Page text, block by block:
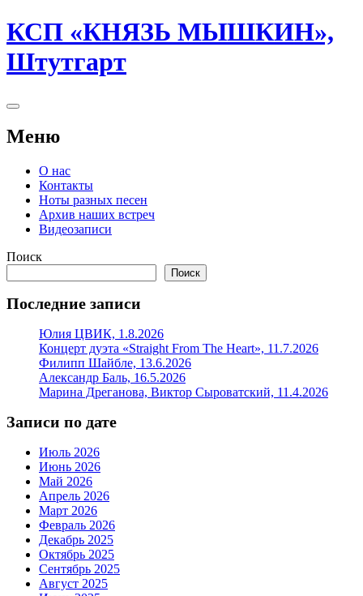
Перейти
к
содержимому
КСП «КНЯЗЬ МЫШКИН»,
Штутгарт
Боковая
Меню
О нас
Контакты
Ноты разных песен
Архив наших встреч
Видеозаписи
Поиск
Поиск
Последние записи
Юлия ЦВИК, 1.8.2026
Концерт дуэтa «Straight From The Heart», 11.7.2026
Филипп Шайбле, 13.6.2026
Александр Баль, 16.5.2026
Марина Дреганова, Виктор Сыроватский, 11.4.2026
Записи по дате
Июль 2026
Июнь 2026
Май 2026
Апрель 2026
Март 2026
Февраль 2026
Декабрь 2025
Октябрь 2025
Сентябрь 2025
Август 2025